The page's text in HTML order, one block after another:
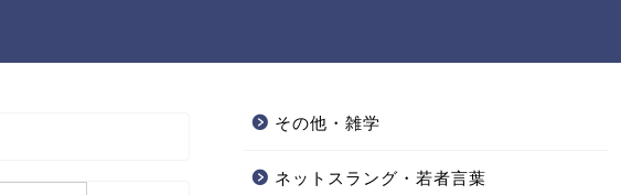
その他・雑学
ネットスラング・若者言葉